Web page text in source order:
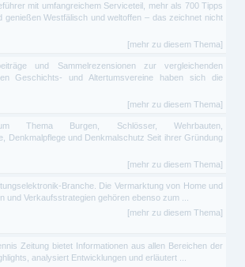
mit umfangreichem Serviceteil, mehr als 700 Tipps
Westfälisch und weltoffen – das zeichnet nicht
[mehr zu diesem Thema]
und Sammelrezensionen zur vergleichenden
Geschichts- und Altertumsvereine haben sich die
[mehr zu diesem Thema]
Thema Burgen, Schlösser, Wehrbauten,
Denkmalpflege und Denkmalschutz Seit ihrer Gründung
[mehr zu diesem Thema]
Branche. Die Vermarktung von Home und
und Verkaufsstrategien gehören ebenso zum ...
[mehr zu diesem Thema]
Zeitung bietet Informationen aus allen Bereichen der
analysiert Entwicklungen und erläutert ...